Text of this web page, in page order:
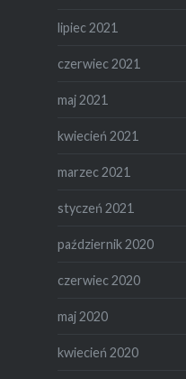
lipiec 2021
czerwiec 2021
maj 2021
kwiecień 2021
marzec 2021
styczeń 2021
październik 2020
czerwiec 2020
maj 2020
kwiecień 2020